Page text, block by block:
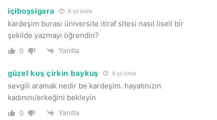
içiboşsigara 9 yıl önce
kardeşim burası üniversite itiraf sitesi nasıl liseli bir
şekilde yazmayı öğrendin?
0 Yanıtla
güzel kuş çirkin baykuş 9 yıl önce
sevgili aramak nedir be kardeşim. hayatınızın
kadınını/erkeğini bekleyin
0 Yanıtla